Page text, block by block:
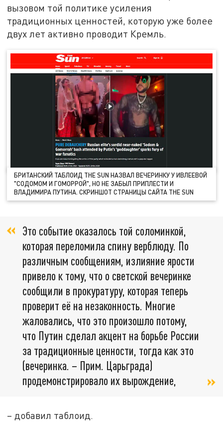
вызовом той политике усиления
традиционных ценностей, которую уже более
двух лет активно проводит Кремль.
БРИТАНСКИЙ ТАБЛОИД THE SUN НАЗВАЛ ВЕЧЕРИНКУ У ИВЛЕЕВОЙ
"СОДОМОМ И ГОМОРРОЙ", НО НЕ ЗАБЫЛ ПРИПЛЕСТИ И
ВЛАДИМИРА ПУТИНА. СКРИНШОТ СТРАНИЦЫ САЙТА THE SUN
Это событие оказалось той соломинкой,
которая переломила спину верблюду. По
различным сообщениям, излияние ярости
привело к тому, что о светской вечеринке
сообщили в прокуратуру, которая теперь
проверит её на незаконность. Многие
жаловались, что это произошло потому,
что Путин сделал акцент на борьбе России
за традиционные ценности, тогда как это
(вечеринка. – Прим. Царьграда)
продемонстрировало их вырождение,
– добавил таблоид.